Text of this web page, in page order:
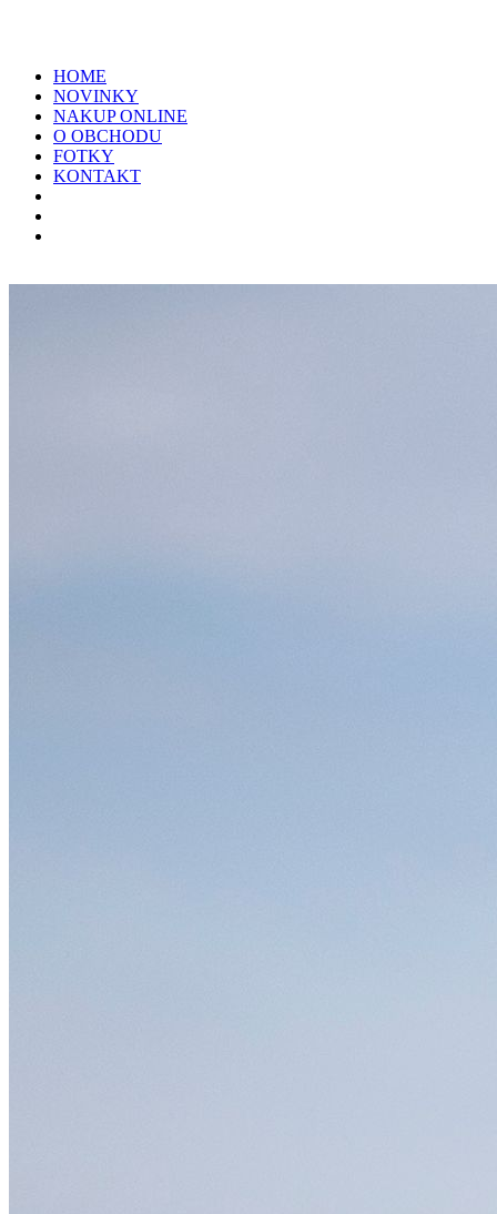
HOME
NOVINKY
NAKUP ONLINE
O OBCHODU
FOTKY
KONTAKT